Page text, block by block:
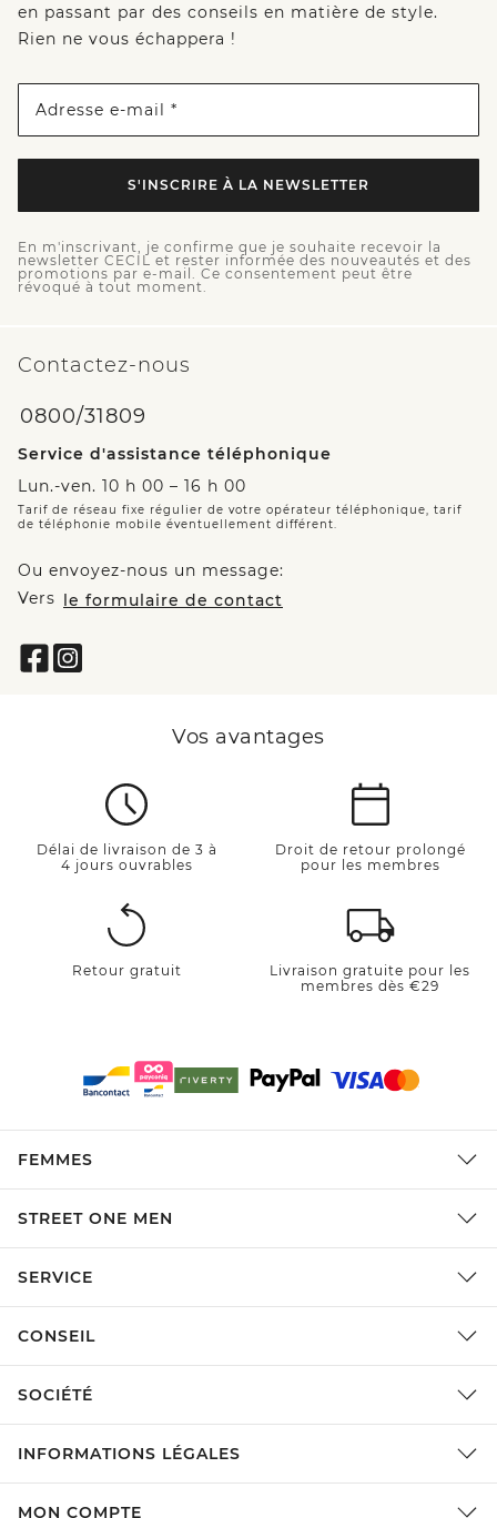
en passant par des conseils en matière de style.
Rien ne vous échappera !
Adresse e-mail *
S'INSCRIRE À LA NEWSLETTER
En m'inscrivant, je confirme que je souhaite recevoir la
newsletter CECIL et rester informée des nouveautés et des
promotions par e-mail. Ce consentement peut être
révoqué à tout moment.
Contactez-nous
0800/31809
Service d'assistance téléphonique
Lun.-ven. 10 h 00 – 16 h 00
Tarif de réseau fixe régulier de votre opérateur téléphonique, tarif
de téléphonie mobile éventuellement différent.
Ou envoyez-nous un message:
Vers le formulaire de contact
Vos avantages
Délai de livraison de 3 à
4 jours ouvrables
Droit de retour prolongé
pour les membres
Retour gratuit
Livraison gratuite pour les
membres dès €29
FEMMES
STREET ONE MEN
SERVICE
CONSEIL
SOCIÉTÉ
INFORMATIONS LÉGALES
MON COMPTE